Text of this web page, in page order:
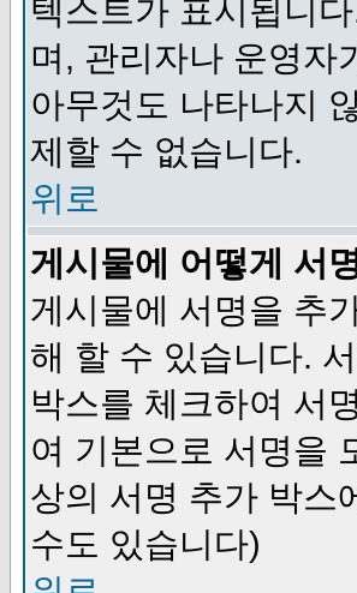
텍스트가 표시됩니
며, 관리자나 운영자
아무것도 나타나지
제할 수 없습니다.
위로
게시물에 어떻게 서
게시물에 서명을 추
해 할 수 있습니다.
박스를 체크하여 서
여 기본으로 서명을
상의 서명 추가 박스
수도 있습니다)